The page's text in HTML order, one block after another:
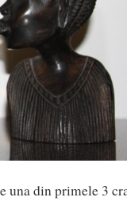
una din primele 3